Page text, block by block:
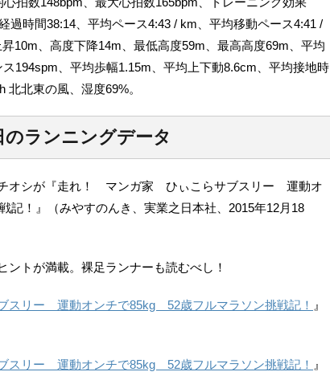
過時間38:14、平均ペース4:43 / km、平均移動ペース4:41 /
10m、高度下降14m、最低高度59m、最高高度69m、平均
194spm、平均歩幅1.15m、平均上下動8.6cm、平均接地時
北北東の風、湿度69%。
のランニングデータ
オシが『走れ！ マンガ家 ひぃこらサブスリー 運動オ
！』（みやすのんき、実業之日本社、2015年12月18
トが満載。裸足ランナーも読むべし！
リー 運動オンチで85kg 52歳フルマラソン挑戦記！ 』
リー 運動オンチで85kg 52歳フルマラソン挑戦記！ 』